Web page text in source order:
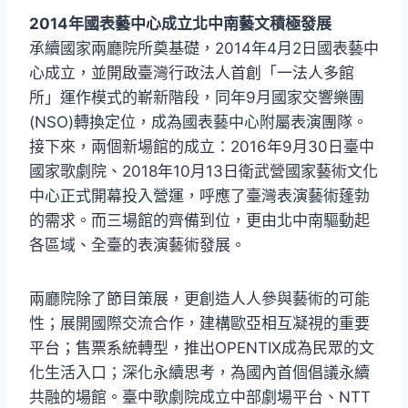
2014年國表藝中心成立北中南藝文積極發展
承續國家兩廳院所奠基礎，2014年4月2日國表藝中
心成立，並開啟臺灣行政法人首創「一法人多館
所」運作模式的嶄新階段，同年9月國家交響樂團
(NSO)轉換定位，成為國表藝中心附屬表演團隊。
接下來，兩個新場館的成立：2016年9月30日臺中
國家歌劇院、2018年10月13日衛武營國家藝術文化
中心正式開幕投入營運，呼應了臺灣表演藝術蓬勃
的需求。而三場館的齊備到位，更由北中南驅動起
各區域、全臺的表演藝術發展。
兩廳院除了節目策展，更創造人人參與藝術的可能
性；展開國際交流合作，建構歐亞相互凝視的重要
平台；售票系統轉型，推出OPENTIX成為民眾的文
化生活入口；深化永續思考，為國內首個倡議永續
共融的場館。臺中歌劇院成立中部劇場平台、NTT